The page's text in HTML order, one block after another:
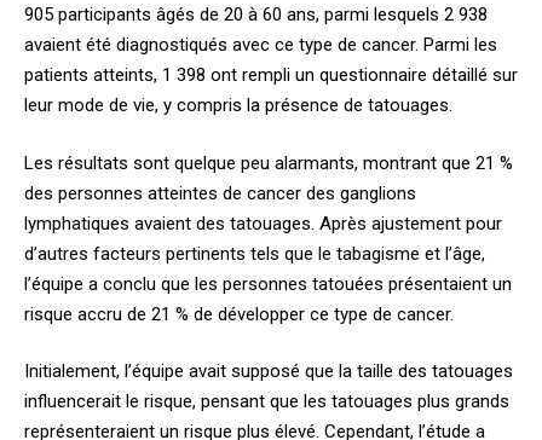
905 participants âgés de 20 à 60 ans, parmi lesquels 2 938
avaient été diagnostiqués avec ce type de cancer. Parmi les
patients atteints, 1 398 ont rempli un questionnaire détaillé sur
leur mode de vie, y compris la présence de tatouages.
Les résultats sont quelque peu alarmants, montrant que 21 %
des personnes atteintes de cancer des ganglions
lymphatiques avaient des tatouages. Après ajustement pour
d’autres facteurs pertinents tels que le tabagisme et l’âge,
l’équipe a conclu que les personnes tatouées présentaient un
risque accru de 21 % de développer ce type de cancer.
Initialement, l’équipe avait supposé que la taille des tatouages
influencerait le risque, pensant que les tatouages plus grands
représenteraient un risque plus élevé. Cependant, l’étude a